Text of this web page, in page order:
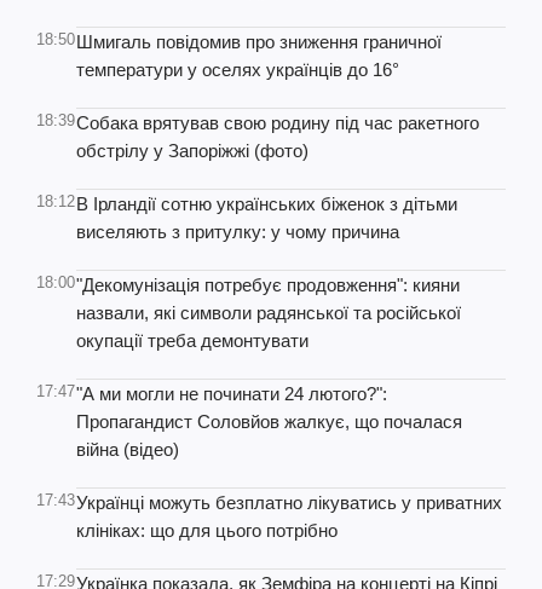
18:50Шмигаль повідомив про зниження граничної
температури у оселях українців до 16°
18:39Собака врятував свою родину під час ракетного
обстрілу у Запоріжжі (фото)
18:12В Ірландії сотню українських біженок з дітьми
виселяють з притулку: у чому причина
18:00"Декомунізація потребує продовження": кияни
назвали, які символи радянської та російської
окупації треба демонтувати
17:47"А ми могли не починати 24 лютого?":
Пропагандист Соловйов жалкує, що почалася
війна (відео)
17:43Українці можуть безплатно лікуватись у приватних
клініках: що для цього потрібно
17:29Українка показала, як Земфіра на концерті на Кіпрі